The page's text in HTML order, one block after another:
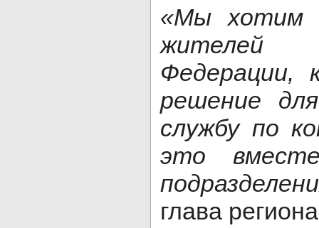
«Мы хотим
жителей
Федерации,
решение
службу по
это
глава